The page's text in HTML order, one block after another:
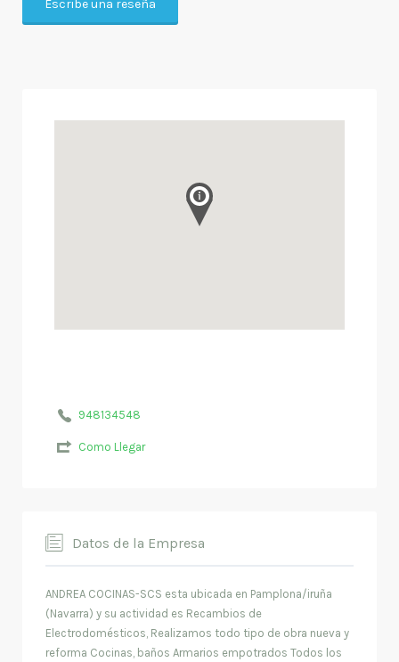
Escribe una reseña
948134548
Como Llegar
Datos de la Empresa
ANDREA COCINAS-SCS esta ubicada en Pamplona/iruña
(Navarra) y su actividad es Recambios de
Electrodomésticos, Realizamos todo tipo de obra nueva y
reforma Cocinas, baños Armarios empotrados Todos los